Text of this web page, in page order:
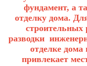
фундамент, а
отделку дома.
строительных
разводки
отделке
привлекает